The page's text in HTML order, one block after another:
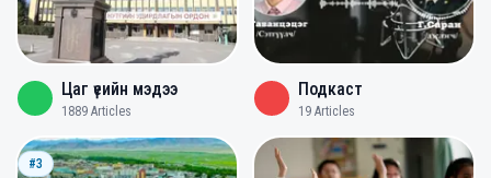
Цаг үеийн мэдээ
1889 Articles
Подкаст
19 Articles
#3